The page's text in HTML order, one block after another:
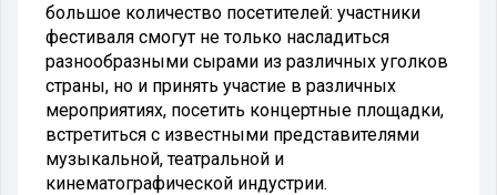
большое количество посетителей: участники
фестиваля смогут не только насладиться
разнообразными сырами из различных уголков
страны, но и принять участие в различных
мероприятиях, посетить концертные площадки,
встретиться с известными представителями
музыкальной, театральной и
кинематографической индустрии.